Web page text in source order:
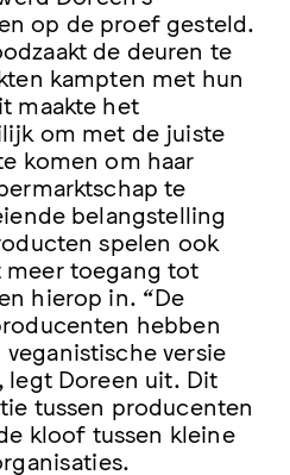
op de proef gesteld.
de deuren te
kampten met hun
maakte het
om met de juiste
komen om haar
te
belangstelling
spelen ook
toegang tot
hierop in. “De
hebben
versie
legt Doreen uit. Dit
tussen producenten
kloof tussen kleine